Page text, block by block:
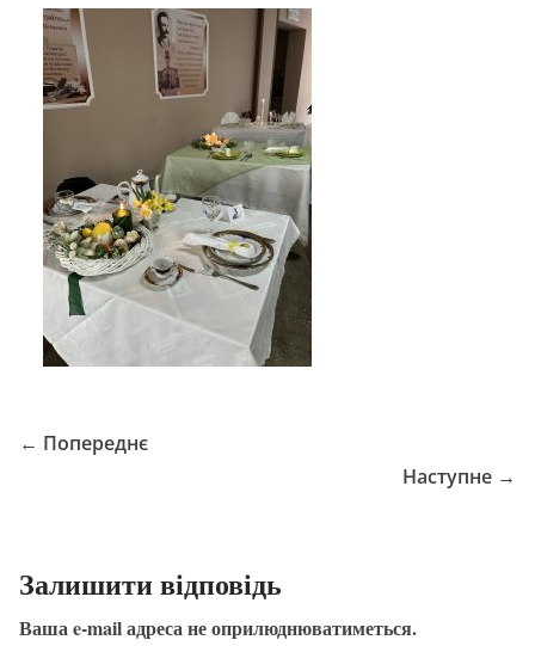
← Попереднє
Наступне →
Залишити відповідь
Ваша e-mail адреса не оприлюднюватиметься.